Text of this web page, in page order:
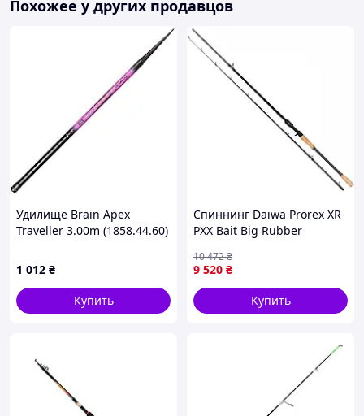
Похожее у других продавцов
Удилище Brain Apex
Traveller 3.00m (1858.44.60)
1 012 ₴
Купить
Спиннинг Daiwa Prorex XR
PXX Bait Big Rubber
рыбы, карбон HVF, Fuji
Alconite K 1
9 520 ₴
10 472₴
Купить